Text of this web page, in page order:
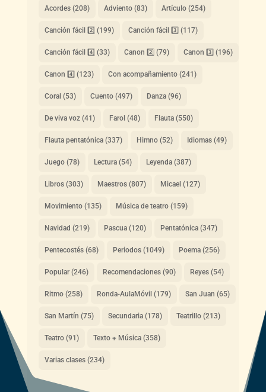
Acordes(208) Adviento(83) Artículo(254)
Canción fácil 2️⃣ (199) Canción fácil 3️⃣ (117)
Canción fácil 4️⃣ (33) Canon 2️⃣ (79) Canon 3️⃣ (196)
Canon 4️⃣ (123) Con acompañamiento(241)
Coral (53) Cuento(497) Danza(96)
De viva voz(41) Farol (48) Flauta(550)
Flauta pentatónica(337) Himno(52) Idiomas(49)
Juego(78) Lectura(54) Leyenda(387)
Libros(303) Maestros(807) Micael (127)
Movimiento(135) Música de teatro(159)
Navidad (219) Pascua(120) Pentatónica(347)
Pentecostés(68) Periodos(1049) Poema(256)
Popular(246) Recomendaciones(90) Reyes(54)
Ritmo(258) Ronda-AulaMóvil (179) San Juan (65)
San Martín (75) Secundaria(178) Teatrillo(213)
Teatro(91) Texto + Música(358)
Varias clases(234)